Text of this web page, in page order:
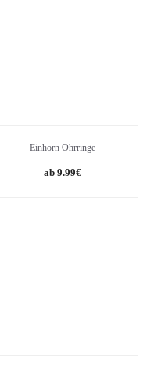
Einhorn Ohrringe
9.99€